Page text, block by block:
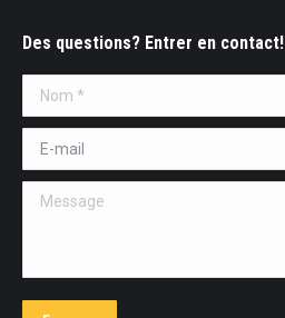
Des questions? Entrer en contact!
Nom *
E-mail *
Message